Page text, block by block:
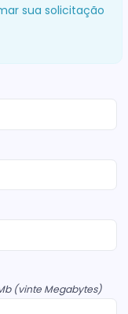
sua solicitação
(vinte Megabytes)